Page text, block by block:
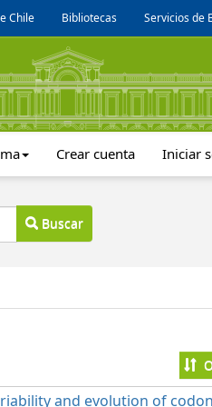
Chile Bibliotecas Servicios de
Crear cuenta Iniciar
Buscar
and evolution of codon